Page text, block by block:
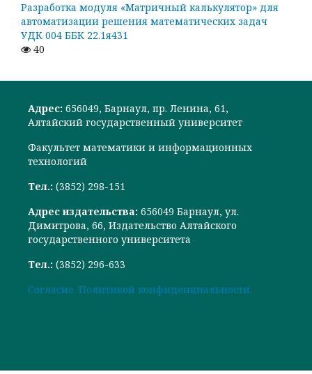
Разработка модуля «Матричный калькулятор» для
автоматизации решения математических задач
УДК 004 ББК 22.1я431
40
Адрес: 656049, Барнаул, пр. Ленина, 61,
Алтайский государственный университет
Факультет математики и информационных
технологий
Тел.: (3852) 298-151
Адрес издательства: 656049 Барнаул, ул.
Димитрова, 66, Издательство Алтайского
государственного университета
Тел.: (3852) 296-633
Cогласие. Политикой конфиденциальности.